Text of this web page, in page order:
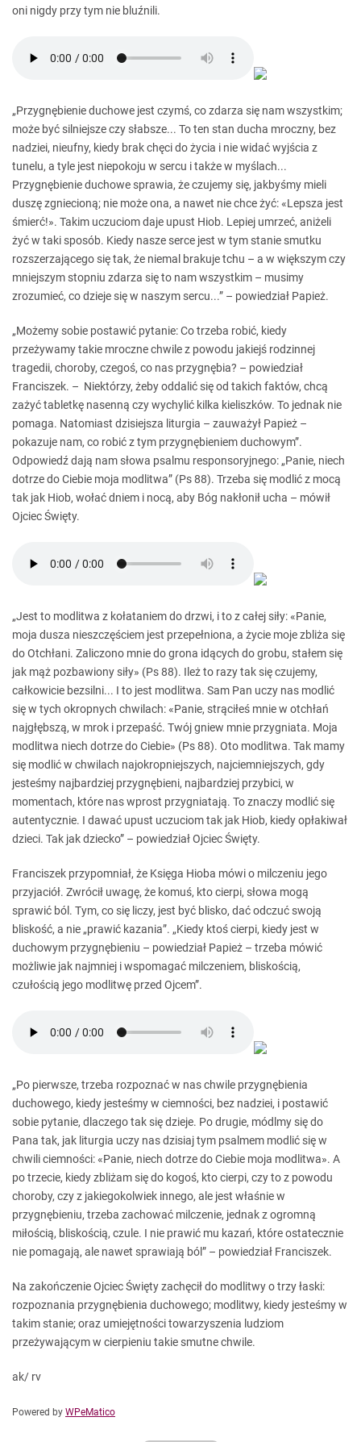
oni nigdy przy tym nie bluźnili.
„Przygnębienie duchowe jest czymś, co zdarza się nam wszystkim;
może być silniejsze czy słabsze... To ten stan ducha mroczny, bez
nadziei, nieufny, kiedy brak chęci do życia i nie widać wyjścia z
tunelu, a tyle jest niepokoju w sercu i także w myślach...
Przygnębienie duchowe sprawia, że czujemy się, jakbyśmy mieli
duszę zgniecioną; nie może ona, a nawet nie chce żyć: «Lepsza jest
śmierć!». Takim uczuciom daje upust Hiob. Lepiej umrzeć, aniżeli
żyć w taki sposób. Kiedy nasze serce jest w tym stanie smutku
rozszerzającego się tak, że niemal brakuje tchu – a w większym czy
mniejszym stopniu zdarza się to nam wszystkim – musimy
zrozumieć, co dzieje się w naszym sercu...” – powiedział Papież.
„Możemy sobie postawić pytanie: Co trzeba robić, kiedy
przeżywamy takie mroczne chwile z powodu jakiejś rodzinnej
tragedii, choroby, czegoś, co nas przygnębia? – powiedział
Franciszek. – Niektórzy, żeby oddalić się od takich faktów, chcą
zażyć tabletkę nasenną czy wychylić kilka kieliszków. To jednak nie
pomaga. Natomiast dzisiejsza liturgia – zauważył Papież –
pokazuje nam, co robić z tym przygnębieniem duchowym”.
Odpowiedź dają nam słowa psalmu responsoryjnego: „Panie, niech
dotrze do Ciebie moja modlitwa” (Ps 88). Trzeba się modlić z mocą
tak jak Hiob, wołać dniem i nocą, aby Bóg nakłonił ucha – mówił
Ojciec Święty.
„Jest to modlitwa z kołataniem do drzwi, i to z całej siły: «Panie,
moja dusza nieszczęściem jest przepełniona, a życie moje zbliża się
do Otchłani. Zaliczono mnie do grona idących do grobu, stałem się
jak mąż pozbawiony siły» (Ps 88). Ileż to razy tak się czujemy,
całkowicie bezsilni... I to jest modlitwa. Sam Pan uczy nas modlić
się w tych okropnych chwilach: «Panie, strąciłeś mnie w otchłań
najgłębszą, w mrok i przepaść. Twój gniew mnie przygniata. Moja
modlitwa niech dotrze do Ciebie» (Ps 88). Oto modlitwa. Tak mamy
się modlić w chwilach najokropniejszych, najciemniejszych, gdy
jesteśmy najbardziej przygnębieni, najbardziej przybici, w
momentach, które nas wprost przygniatają. To znaczy modlić się
autentycznie. I dawać upust uczuciom tak jak Hiob, kiedy opłakiwał
dzieci. Tak jak dziecko” – powiedział Ojciec Święty.
Franciszek przypomniał, że Księga Hioba mówi o milczeniu jego
przyjaciół. Zwrócił uwagę, że komuś, kto cierpi, słowa mogą
sprawić ból. Tym, co się liczy, jest być blisko, dać odczuć swoją
bliskość, a nie „prawić kazania”. „Kiedy ktoś cierpi, kiedy jest w
duchowym przygnębieniu – powiedział Papież – trzeba mówić
możliwie jak najmniej i wspomagać milczeniem, bliskością,
czułością jego modlitwę przed Ojcem”.
„Po pierwsze, trzeba rozpoznać w nas chwile przygnębienia
duchowego, kiedy jesteśmy w ciemności, bez nadziei, i postawić
sobie pytanie, dlaczego tak się dzieje. Po drugie, módlmy się do
Pana tak, jak liturgia uczy nas dzisiaj tym psalmem modlić się w
chwili ciemności: «Panie, niech dotrze do Ciebie moja modlitwa». A
po trzecie, kiedy zbliżam się do kogoś, kto cierpi, czy to z powodu
choroby, czy z jakiegokolwiek innego, ale jest właśnie w
przygnębieniu, trzeba zachować milczenie, jednak z ogromną
miłością, bliskością, czule. I nie prawić mu kazań, które ostatecznie
nie pomagają, ale nawet sprawiają ból” – powiedział Franciszek.
Na zakończenie Ojciec Święty zachęcił do modlitwy o trzy łaski:
rozpoznania przygnębienia duchowego; modlitwy, kiedy jesteśmy w
takim stanie; oraz umiejętności towarzyszenia ludziom
przeżywającym w cierpieniu takie smutne chwile.
ak/ rv
Powered by WPeMatico